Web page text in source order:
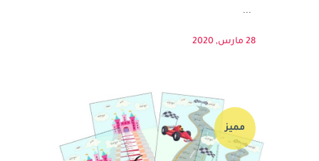
بطاقات التسمية لحركات الوضوء ثم خطوات